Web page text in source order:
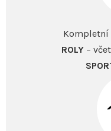
Kompletní
ROLY –